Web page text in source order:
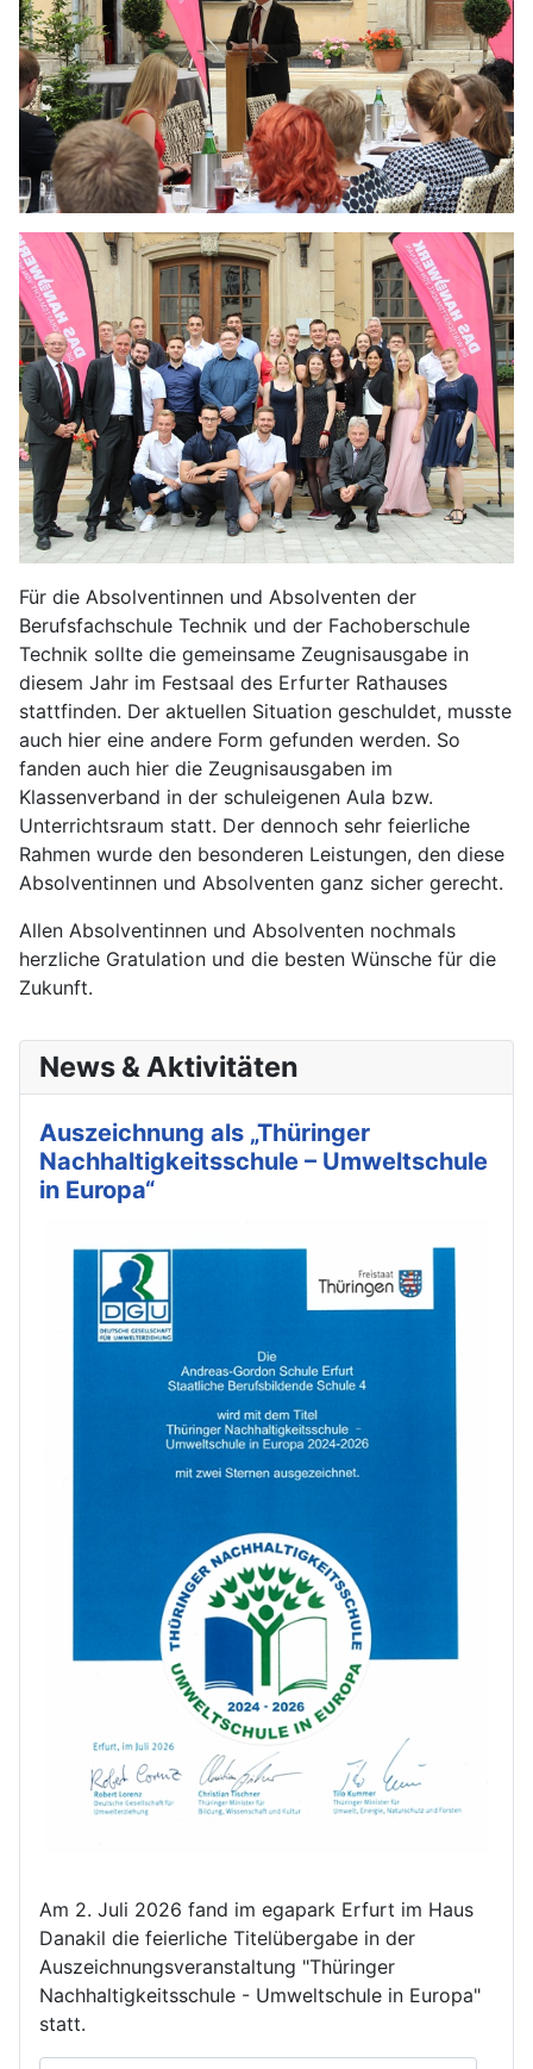
Für die Absolventinnen und Absolventen der
Berufsfachschule Technik und der Fachoberschule
Technik sollte die gemeinsame Zeugnisausgabe in
diesem Jahr im Festsaal des Erfurter Rathauses
stattfinden. Der aktuellen Situation geschuldet, musste
auch hier eine andere Form gefunden werden. So
fanden auch hier die Zeugnisausgaben im
Klassenverband in der schuleigenen Aula bzw.
Unterrichtsraum statt. Der dennoch sehr feierliche
Rahmen wurde den besonderen Leistungen, den diese
Absolventinnen und Absolventen ganz sicher gerecht.
Allen Absolventinnen und Absolventen nochmals
herzliche Gratulation und die besten Wünsche für die
Zukunft.
News & Aktivitäten
Auszeichnung als „Thüringer
Nachhaltigkeitsschule – Umweltschule
in Europa“
Am 2. Juli 2026 fand im egapark Erfurt im Haus
Danakil die feierliche Titelübergabe in der
Auszeichnungsveranstaltung "Thüringer
Nachhaltigkeitsschule - Umweltschule in Europa"
statt.